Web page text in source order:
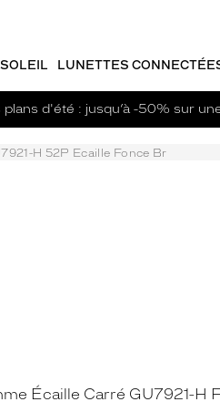
LUNETTES
plans d'été : jusqu’à -50% sur
H 52P Ecaille Fonce Br